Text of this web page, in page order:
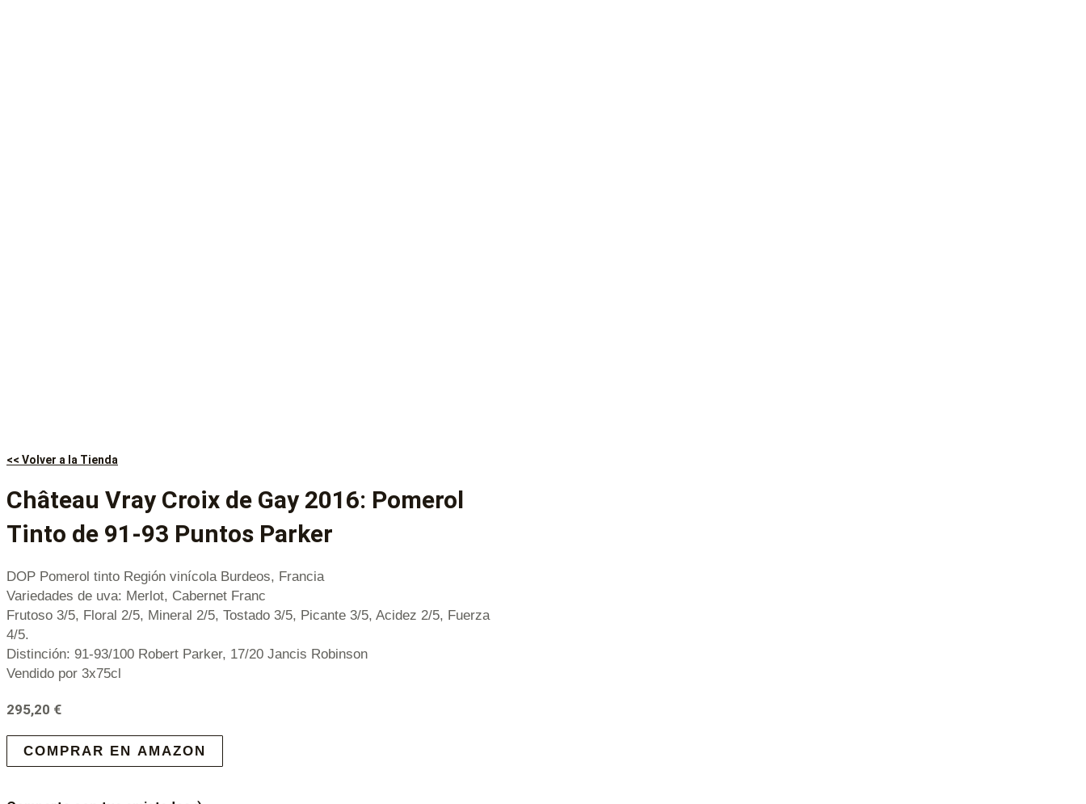
<< Volver a la Tienda
Château Vray Croix de Gay 2016: Pomerol
Tinto de 91-93 Puntos Parker
DOP Pomerol tinto Región vinícola Burdeos, Francia
Variedades de uva: Merlot, Cabernet Franc
Frutoso 3/5, Floral 2/5, Mineral 2/5, Tostado 3/5, Picante 3/5, Acidez 2/5, Fuerza
4/5.
Distinción: 91-93/100 Robert Parker, 17/20 Jancis Robinson
Vendido por 3x75cl
295,20 €
COMPRAR EN AMAZON